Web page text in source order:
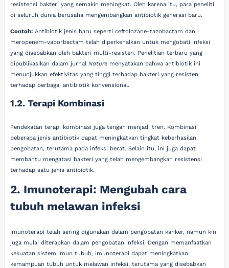
resistensi bakteri yang semakin meningkat. Oleh karena itu, para peneliti
di seluruh dunia berusaha mengembangkan antibiotik generasi baru.
Contoh: Antibiotik jenis baru seperti ceftolozane-tazobactam dan
meropenem-vaborbactam telah diperkenalkan untuk mengobati infeksi
yang disebabkan oleh bakteri multi-resisten. Penelitian terbaru yang
dipublikasikan dalam jurnalNature menyatakan bahwa antibiotik ini
menunjukkan efektivitas yang tinggi terhadap bakteri yang resisten
terhadap berbagai antibiotik konvensional.
1.2. Terapi Kombinasi
Pendekatan terapi kombinasi juga tengah menjadi tren. Kombinasi
beberapa jenis antibiotik dapat meningkatkan tingkat keberhasilan
pengobatan, terutama pada infeksi berat. Selain itu, ini juga dapat
membantu mengatasi bakteri yang telah mengembangkan resistensi
terhadap satu jenis antibiotik.
2. Imunoterapi: Mengubah cara
tubuh melawan infeksi
Imunoterapi telah sering digunakan dalam pengobatan kanker, namun kini
juga mulai diterapkan dalam pengobatan infeksi. Dengan memanfaatkan
kekuatan sistem imun tubuh, imunoterapi dapat meningkatkan
kemampuan tubuh untuk melawan infeksi, terutama yang disebabkan